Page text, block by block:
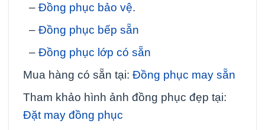
– Đồng phục bảo vệ.
– Đồng phục bếp sẵn
– Đồng phục lớp có sẵn
Mua hàng có sẵn tại: Đồng phục may sẵn
Tham khảo hình ảnh đồng phục đẹp tại:
Đặt may đồng phục